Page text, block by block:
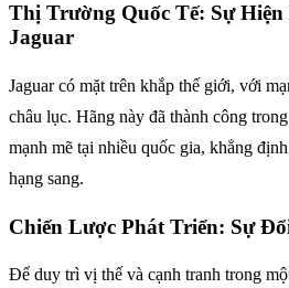
Thị Trường Quốc Tế: Sự
Jaguar
Jaguar có mặt trên khắp thế giới, với
châu lục. Hãng này đã thành công
mạnh mẽ tại nhiều quốc gia, khẳng
hạng sang.
Chiến Lược Phát Triển: Sự
Để duy trì vị thế và cạnh tranh trong